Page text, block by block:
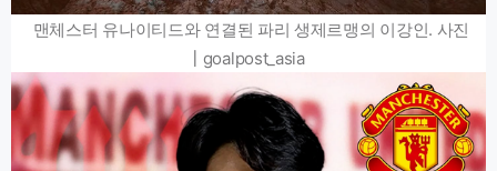
맨체스터 유나이티드와 연결된 파리 생제르맹의 이강인. 사진
┃goalpost_asia